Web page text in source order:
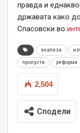
правда и
државата како
Спасовски во
анализа
пропусти реформи
2,504
Сподели